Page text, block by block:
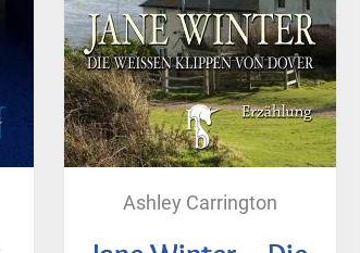
Ashley Carrington